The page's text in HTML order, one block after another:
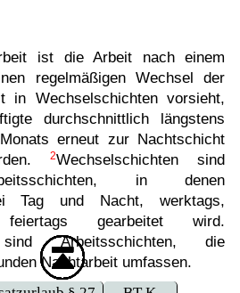
ist die Arbeit nach einem
regelmäßigen Wechsel der
in Wechselschichten vorsieht,
durchschnittlich längstens
erneut zur Nachtschicht
2Wechselschichten sind
in denen
Tag und Nacht, werktags,
gearbeitet wird.
sind Arbeitsschichten, die
Nachtarbeit umfassen.